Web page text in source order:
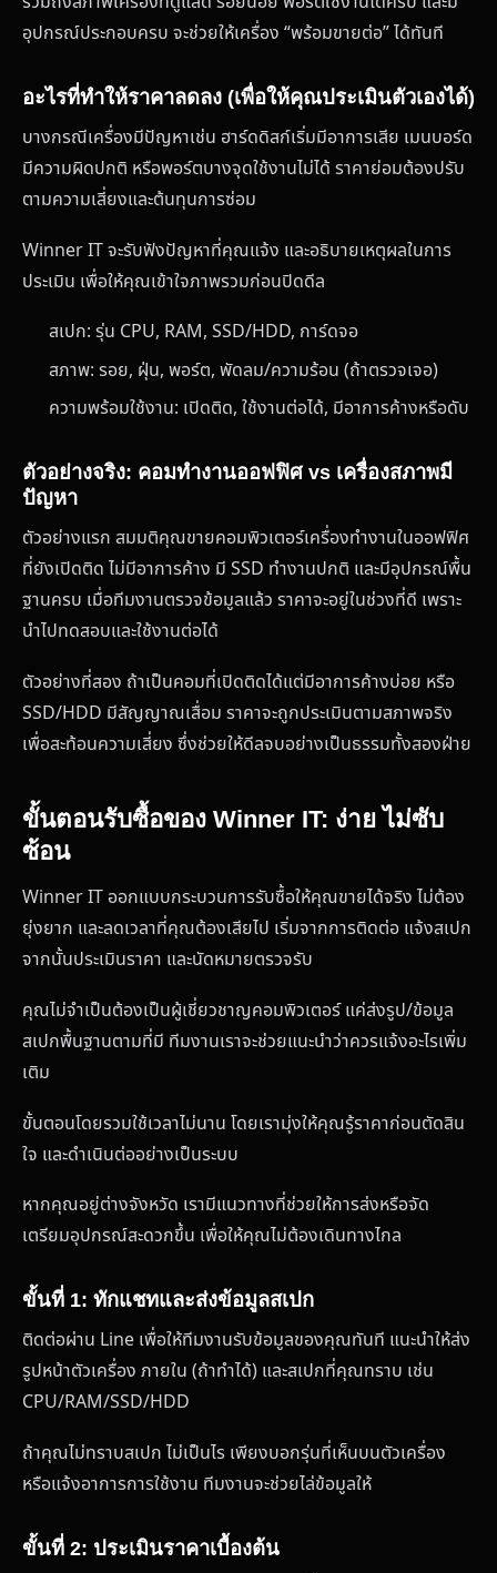
อุปกรณ์ประกอบครบ จะช่วยให้เครื่อง “พร้อมขายต่อ” ได้ทันที
อะไรที่ทำให้ราคาลดลง (เพื่อให้คุณประเมินตัวเองได้)
บางกรณีเครื่องมีปัญหาเช่น ฮาร์ดดิสก์เริ่มมีอาการเสีย เมนบอร์ด
มีความผิดปกติ หรือพอร์ตบางจุดใช้งานไม่ได้ ราคาย่อมต้องปรับ
ตามความเสี่ยงและต้นทุนการซ่อม
Winner IT จะรับฟังปัญหาที่คุณแจ้ง และอธิบายเหตุผลในการ
ประเมิน เพื่อให้คุณเข้าใจภาพรวมก่อนปิดดีล
สเปก: รุ่น CPU, RAM, SSD/HDD, การ์ดจอ
สภาพ: รอย, ฝุ่น, พอร์ต, พัดลม/ความร้อน (ถ้าตรวจเจอ)
ความพร้อมใช้งาน: เปิดติด, ใช้งานต่อได้, มีอาการค้างหรือดับ
ตัวอย่างจริง: คอมทำงานออฟฟิศ vs เครื่องสภาพมี
ปัญหา
ตัวอย่างแรก สมมติคุณขายคอมพิวเตอร์เครื่องทำงานในออฟฟิศ
ที่ยังเปิดติด ไม่มีอาการค้าง มี SSD ทำงานปกติ และมีอุปกรณ์พื้น
ฐานครบ เมื่อทีมงานตรวจข้อมูลแล้ว ราคาจะอยู่ในช่วงที่ดี เพราะ
นำไปทดสอบและใช้งานต่อได้
ตัวอย่างที่สอง ถ้าเป็นคอมที่เปิดติดได้แต่มีอาการค้างบ่อย หรือ
SSD/HDD มีสัญญาณเสื่อม ราคาจะถูกประเมินตามสภาพจริง
เพื่อสะท้อนความเสี่ยง ซึ่งช่วยให้ดีลจบอย่างเป็นธรรมทั้งสองฝ่าย
ขั้นตอนรับซื้อของ Winner IT: ง่าย ไม่ซับ
ซ้อน
Winner IT ออกแบบกระบวนการรับซื้อให้คุณขายได้จริง ไม่ต้อง
ยุ่งยาก และลดเวลาที่คุณต้องเสียไป เริ่มจากการติดต่อ แจ้งสเปก
จากนั้นประเมินราคา และนัดหมายตรวจรับ
คุณไม่จำเป็นต้องเป็นผู้เชี่ยวชาญคอมพิวเตอร์ แค่ส่งรูป/ข้อมูล
สเปกพื้นฐานตามที่มี ทีมงานเราจะช่วยแนะนำว่าควรแจ้งอะไรเพิ่ม
เติม
ขั้นตอนโดยรวมใช้เวลาไม่นาน โดยเรามุ่งให้คุณรู้ราคาก่อนตัดสิน
ใจ และดำเนินต่ออย่างเป็นระบบ
หากคุณอยู่ต่างจังหวัด เรามีแนวทางที่ช่วยให้การส่งหรือจัด
เตรียมอุปกรณ์สะดวกขึ้น เพื่อให้คุณไม่ต้องเดินทางไกล
ขั้นที่ 1: ทักแชทและส่งข้อมูลสเปก
ติดต่อผ่าน Line เพื่อให้ทีมงานรับข้อมูลของคุณทันที แนะนำให้ส่ง
รูปหน้าตัวเครื่อง ภายใน (ถ้าทำได้) และสเปกที่คุณทราบ เช่น
CPU/RAM/SSD/HDD
ถ้าคุณไม่ทราบสเปก ไม่เป็นไร เพียงบอกรุ่นที่เห็นบนตัวเครื่อง
หรือแจ้งอาการการใช้งาน ทีมงานจะช่วยไล่ข้อมูลให้
ขั้นที่ 2: ประเมินราคาเบื้องต้น